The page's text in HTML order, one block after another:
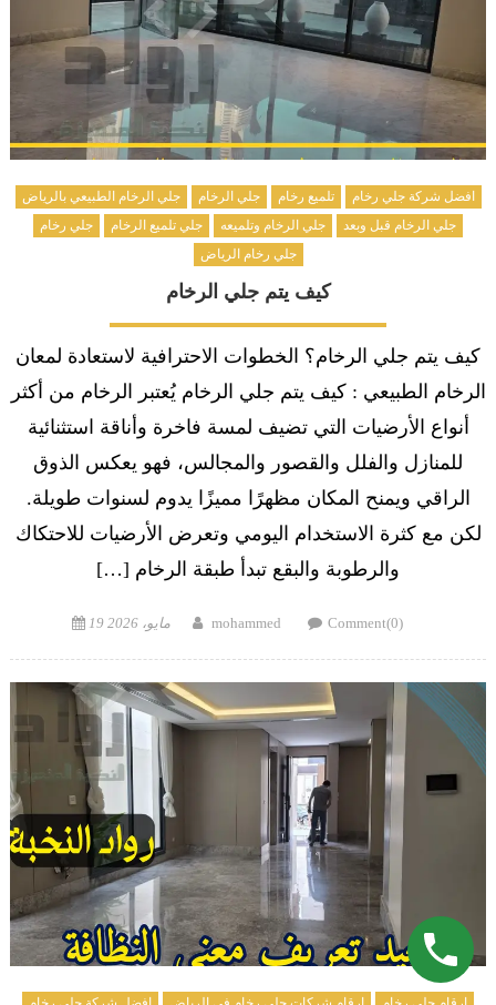
افضل شركة جلي رخام تلميع رخام جلي الرخام
جلي الرخام الطبيعي بالرياض
جلي الرخام قبل وبعد
جلي الرخام وتلميعه جلي تلميع الرخام
جلي رخام
جلي رخام الرياض
كيف يتم جلي الرخام
كيف يتم جلي الرخام؟ الخطوات الاحترافية لاستعادة لمعان
الرخام الطبيعي : كيف يتم جلي الرخام يُعتبر الرخام من أكثر
أنواع الأرضيات التي تضيف لمسة فاخرة وأناقة استثنائية
للمنازل والفلل والقصور والمجالس، فهو يعكس الذوق
الراقي ويمنح المكان مظهرًا مميزًا يدوم لسنوات طويلة.
لكن مع كثرة الاستخدام اليومي وتعرض الأرضيات للاحتكاك
والرطوبة والبقع تبدأ طبقة الرخام […]
Posted
19 مايو، 2026 Author
mohammed Comment(0)